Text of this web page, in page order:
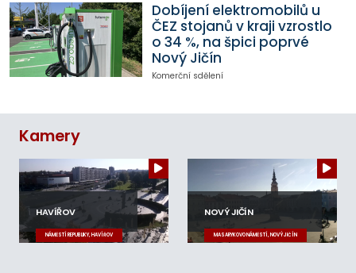
Dobíjení elektromobilů u
ČEZ stojanů v kraji vzrostlo
o 34 %, na špici poprvé
Nový Jičín
Komerční sdělení
Kamery
HAVÍŘOV
NÁMĚSTÍ REPUBLIKY, HAVÍŘOV
NOVÝ JIČÍN
MASARYKOVO NÁMĚSTÍ, NOVÝ JIČÍN